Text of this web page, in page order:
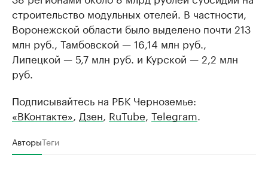
строительство модульных отелей. В частности,
Воронежской области было выделено почти 213
млн руб., Тамбовской — 16,14 млн руб.,
Липецкой — 5,7 млн руб. и Курской — 2,2 млн
руб.
Подписывайтесь на РБК Черноземье:
«ВКонтакте», Дзен, RuTube, Telegram.
АвторыТеги